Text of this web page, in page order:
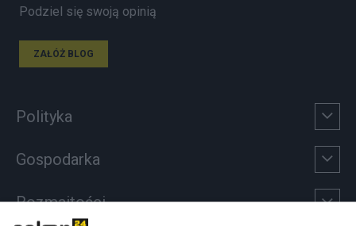
Podziel się swoją opinią
ZAŁÓŻ BLOG
Polityka
Gospodarka
Rozmaitości